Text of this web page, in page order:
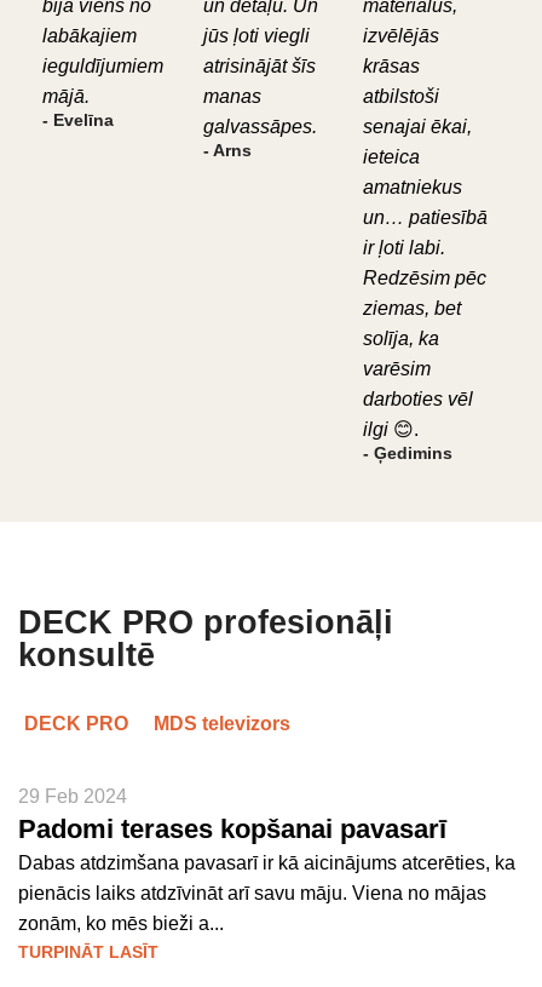
bija viens no
labākajiem
ieguldījumiem
mājā.
- Evelīna
un detaļu. Un
jūs ļoti viegli
atrisinājāt šīs
manas
galvassāpes.
- Arns
materiālus,
izvēlējās
krāsas
atbilstoši
senajai ēkai,
ieteica
amatniekus
un… patiesībā
ir ļoti labi.
Redzēsim pēc
ziemas, bet
solīja, ka
varēsim
darboties vēl
ilgi 😊.
- Ģedimins
DECK PRO profesionāļi
konsultē
DECK PRO MDS televizors
29 Feb 2024
Padomi terases kopšanai pavasarī
Dabas atdzimšana pavasarī ir kā aicinājums atcerēties, ka
pienācis laiks atdzīvināt arī savu māju. Viena no mājas
zonām, ko mēs bieži a...
TURPINĀT LASĪT